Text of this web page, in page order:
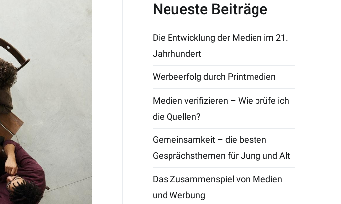
Neueste Beiträge
Die Entwicklung der Medien im 21.
Jahrhundert
Werbeerfolg durch Printmedien
Medien verifizieren – Wie prüfe ich
die Quellen?
Gemeinsamkeit – die besten
Gesprächsthemen für Jung und Alt
Das Zusammenspiel von Medien
und Werbung